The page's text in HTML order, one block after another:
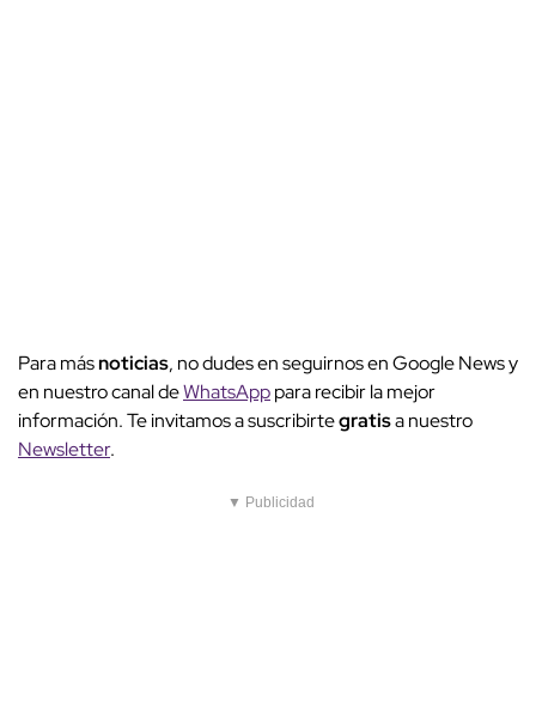
Para másnoticias, no dudes en seguirnos en Google News y
en nuestro canal deWhatsApppara recibir la mejor
información. Te invitamos a suscribirtegratisa nuestro
Newsletter.
▼ Publicidad